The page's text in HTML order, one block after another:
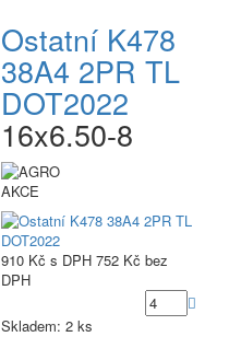
Ostatní K478
38A4 2PR TL
DOT2022
16x6.50-8
AKCE
910 Kč s DPH 752 Kč bez
DPH
Skladem: 2 ks